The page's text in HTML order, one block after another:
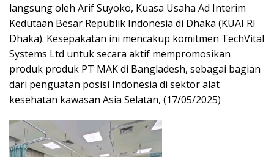
langsung oleh Arif Suyoko, Kuasa Usaha Ad Interim
Kedutaan Besar Republik Indonesia di Dhaka (KUAI RI
Dhaka). Kesepakatan ini mencakup komitmen TechVital
Systems Ltd untuk secara aktif mempromosikan
produk produk PT MAK di Bangladesh, sebagai bagian
dari penguatan posisi Indonesia di sektor alat
kesehatan kawasan Asia Selatan, (17/05/2025)